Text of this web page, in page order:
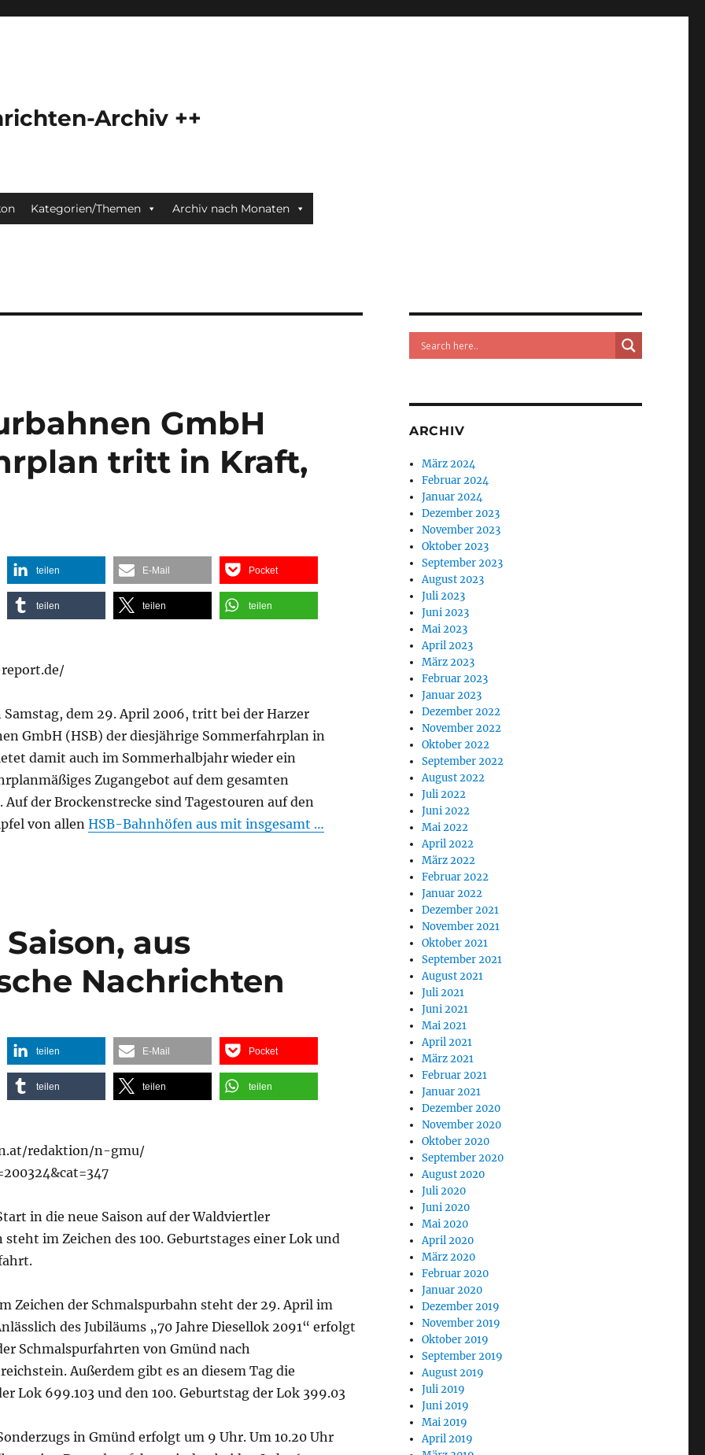
Archiv ++
Kategorien/Themen Archiv nach Monaten
GmbH
tritt in Kraft,
teilen E-Mail Pocket
teilen teilen teilen
dem 29. April 2006, tritt bei der Harzer
GmbH (HSB) der diesjährige Sommerfahrplan in
damit auch im Sommerhalbjahr wieder ein
Zugangebot auf dem gesamten
Auf der Brockenstrecke sind Tagestouren auf den
von allen HSB-Bahnhöfen aus mit insgesamt …
aus
Nachrichten
teilen E-Mail Pocket
teilen teilen teilen
redaktion/n-gmu/
in die neue Saison auf der Waldviertler
steht im Zeichen des 100. Geburtstages einer Lok und
Zeichen der Schmalspurbahn steht der 29. April im
des Jubiläums „70 Jahre Diesellok 2091“ erfolgt
Schmalspurfahrten von Gmünd nach
Außerdem gibt es an diesem Tag die
Lok 699.103 und den 100. Geburtstag der Lok 399.03
in Gmünd erfolgt um 9 Uhr. Um 10.20 Uhr
ARCHIV
März 2024
Februar 2024
Januar 2024
Dezember 2023
November 2023
Oktober 2023
September 2023
August 2023
Juli 2023
Juni 2023
Mai 2023
April 2023
März 2023
Februar 2023
Januar 2023
Dezember 2022
November 2022
Oktober 2022
September 2022
August 2022
Juli 2022
Juni 2022
Mai 2022
April 2022
März 2022
Februar 2022
Januar 2022
Dezember 2021
November 2021
Oktober 2021
September 2021
August 2021
Juli 2021
Juni 2021
Mai 2021
April 2021
März 2021
Februar 2021
Januar 2021
Dezember 2020
November 2020
Oktober 2020
September 2020
August 2020
Juli 2020
Juni 2020
Mai 2020
April 2020
März 2020
Februar 2020
Januar 2020
Dezember 2019
November 2019
Oktober 2019
September 2019
August 2019
Juli 2019
Juni 2019
Mai 2019
April 2019